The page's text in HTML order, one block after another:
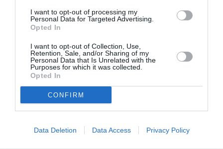
I want to opt-out of processing my
Personal Data for Targeted Advertising.
Opted In
I want to opt-out of Collection, Use,
Retention, Sale, and/or Sharing of my
Personal Data that Is Unrelated with the
Purposes for which it was collected.
Opted In
CONFIRM
Data Deletion Data Access Privacy Policy
Δείτε αυτή τη δημοσίευση στο Instagram.